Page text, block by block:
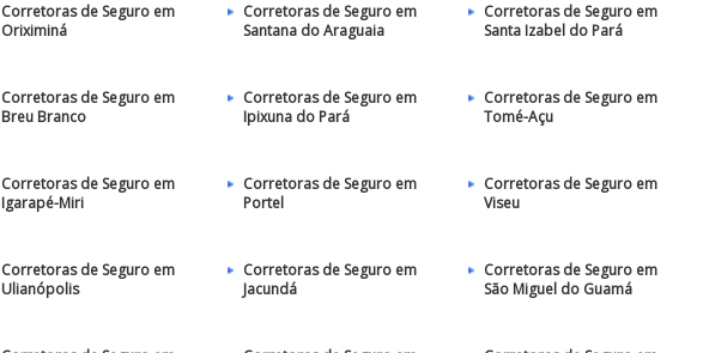
Corretoras de Seguro em
Oriximiná
Corretoras de Seguro em
Santana do Araguaia
Corretoras de Seguro em
Santa Izabel do Pará
Corretoras de Seguro em
Breu Branco
Corretoras de Seguro em
Ipixuna do Pará
Corretoras de Seguro em
Tomé-Açu
Corretoras de Seguro em
Igarapé-Miri
Corretoras de Seguro em
Portel
Corretoras de Seguro em
Viseu
Corretoras de Seguro em
Ulianópolis
Corretoras de Seguro em
Jacundá
Corretoras de Seguro em
São Miguel do Guamá